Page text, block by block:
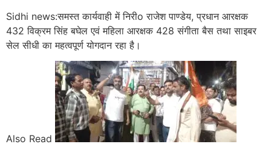
Sidhi news:समस्त कार्यवाही में निरीo राजेश पाण्डेय, प्रधान आरक्षक
432 विक्रम सिंह बघेल एवं महिला आरक्षक 428 संगीता बैस तथा साइबर
सेल सीधी का महत्वपूर्ण योगदान रहा है।
Also Read